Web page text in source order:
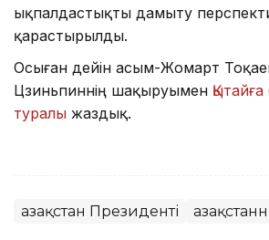
ықпалдастықты дамыту
қарастырылды.
Осыған дейін Қасым-Жомарт
Цзиньпиннің шақыруымен
туралы жаздық.
Қазақстан Президенті